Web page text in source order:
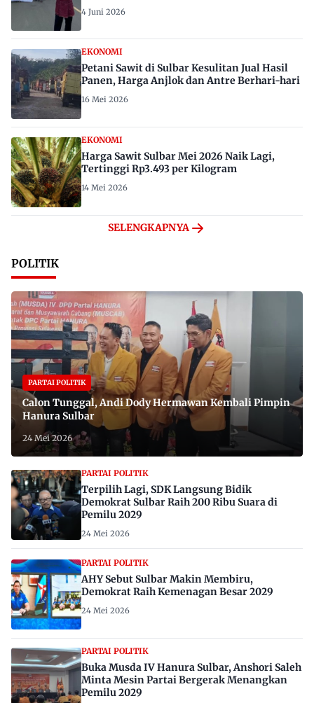
4 Juni 2026
EKONOMI
Petani Sawit di Sulbar Kesulitan Jual Hasil
Panen, Harga Anjlok dan Antre Berhari-hari
16 Mei 2026
EKONOMI
Harga Sawit Sulbar Mei 2026 Naik Lagi,
Tertinggi Rp3.493 per Kilogram
14 Mei 2026
SELENGKAPNYA
POLITIK
PARTAI POLITIK
Calon Tunggal, Andi Dody Hermawan Kembali Pimpin
Hanura Sulbar
24 Mei 2026
PARTAI POLITIK
Terpilih Lagi, SDK Langsung Bidik
Demokrat Sulbar Raih 200 Ribu Suara di
Pemilu 2029
24 Mei 2026
PARTAI POLITIK
AHY Sebut Sulbar Makin Membiru,
Demokrat Raih Kemenagan Besar 2029
24 Mei 2026
PARTAI POLITIK
Buka Musda IV Hanura Sulbar, Anshori Saleh
Minta Mesin Partai Bergerak Menangkan
Pemilu 2029